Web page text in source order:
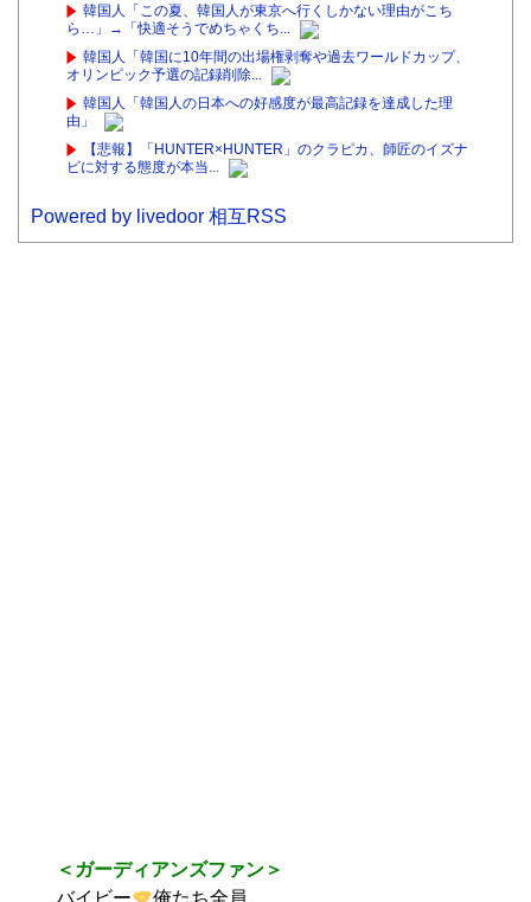
韓国人「この夏、韓国人が東京へ行くしかない理由がこち
ら…」→「快適そうでめちゃくち...
韓国人「韓国に10年間の出場権剥奪や過去ワールドカップ、
オリンピック予選の記録削除...
韓国人「韓国人の日本への好感度が最高記録を達成した理
由」
【悲報】「HUNTER×HUNTER」のクラピカ、師匠のイズナ
ビに対する態度が本当...
Powered by livedoor 相互RSS
＜ガーディアンズファン＞
バイビー
俺たち全員